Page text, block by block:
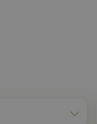
expand_more